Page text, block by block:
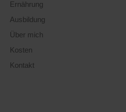
Ernährung
Ausbildung
Über mich
Kosten
Kontakt